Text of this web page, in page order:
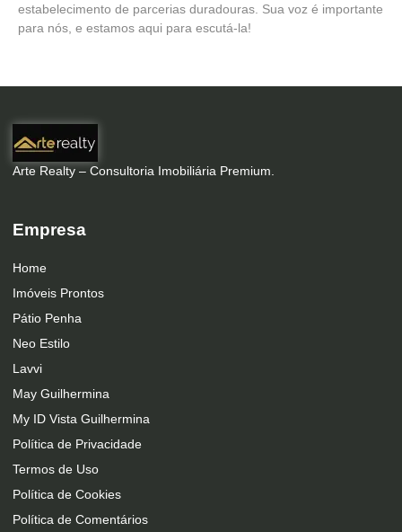
estabelecimento de parcerias duradouras. Sua voz é importante
para nós, e estamos aqui para escutá-la!
Arte Realty – Consultoria Imobiliária Premium.
Empresa
Home
Imóveis Prontos
Pátio Penha
Neo Estilo
Lavvi
May Guilhermina
My ID Vista Guilhermina
Política de Privacidade
Termos de Uso
Política de Cookies
Política de Comentários